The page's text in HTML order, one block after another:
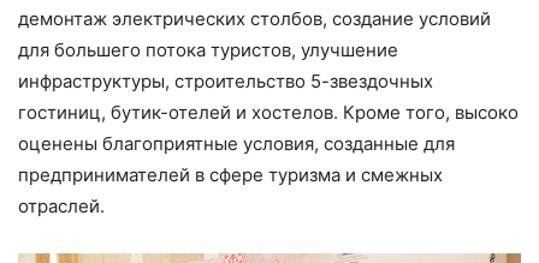
демонтаж электрических столбов, создание условий
для большего потока туристов, улучшение
инфраструктуры, строительство 5-звездочных
гостиниц, бутик-отелей и хостелов. Кроме того, высоко
оценены благоприятные условия, созданные для
предпринимателей в сфере туризма и смежных
отраслей.